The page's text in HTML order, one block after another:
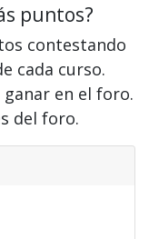
puntos?
contestando
cada curso.
en el foro.
del foro.